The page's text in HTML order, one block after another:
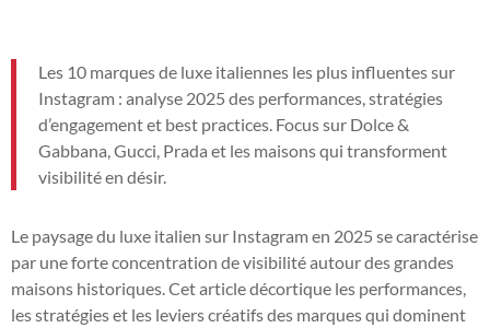
Les 10 marques de luxe italiennes les plus influentes sur
Instagram : analyse 2025 des performances, stratégies
d’engagement et best practices. Focus sur Dolce &
Gabbana, Gucci, Prada et les maisons qui transforment
visibilité en désir.
Le paysage du luxe italien sur Instagram en 2025 se caractérise
par une forte concentration de visibilité autour des grandes
maisons historiques. Cet article décortique les performances,
les stratégies et les leviers créatifs des marques qui dominent